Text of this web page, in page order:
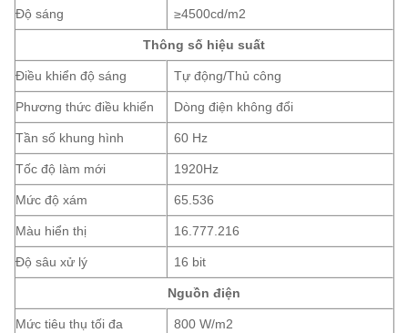
Độ sáng ≥4500cd/m2
Thông số hiệu suất
Điều khiển độ sáng Tự động/Thủ công
Phương thức điều khiển Dòng điện không đổi
Tần số khung hình 60 Hz
Tốc độ làm mới 1920Hz
Mức độ xám 65.536
Màu hiển thị 16.777.216
Độ sâu xử lý 16 bit
Nguồn điện
Mức tiêu thụ tối đa 800 W/m2